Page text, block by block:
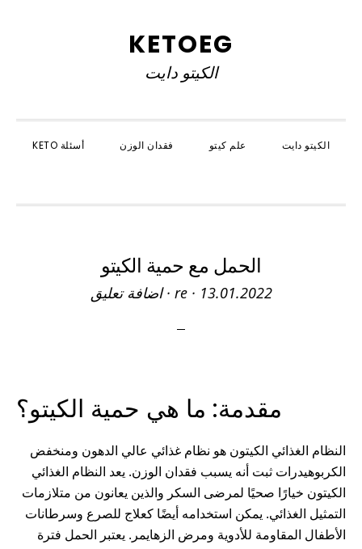
KETOEG
الكيتو دايت
الكيتو دايت علم كيتو فقدان الوزن أسئلة KETO
الحمل مع حمية الكيتو
re· 13.01.2022
·اضافة تعليق
مقدمة: ما هي حمية الكيتو؟
النظام الغذائي الكيتون هو نظام غذائي عالي الدهون ومنخفض
الكربوهيدرات ثبت أنه يسبب فقدان الوزن. يعد النظام الغذائي
الكيتون خيارًا صحيًا لمرضى السكر والذين يعانون من متلازمات
التمثيل الغذائي. يمكن استخدامه أيضًا كعلاج للصرع وسرطانات
الأطفال المقاومة للأدوية ومرض الزهايمر. يعتبر الحمل فترة